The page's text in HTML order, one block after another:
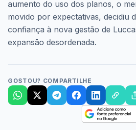
aumento do uso dos planos, o
movido por expectativas, decidiu
confiança à nova gestão de
expansão desordenada.
GOSTOU? COMPARTILHE